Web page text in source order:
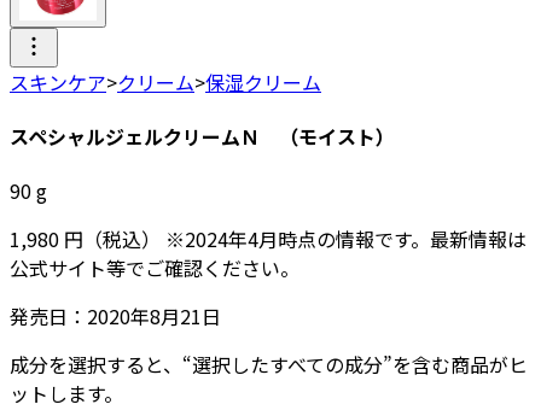
スキンケア>クリーム>保湿クリーム
スペシャルジェルクリームＮ （モイスト）
90g
1,980 円 （税込） ※2024年4月時点の情報です。最新情報は
公式サイト等でご確認ください。
発売日： 2020年8月21日
成分を選択すると、“選択したすべての成分”を含む商品がヒ
ットします。